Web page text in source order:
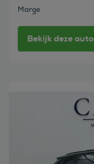
Marge
Bekijk deze auto